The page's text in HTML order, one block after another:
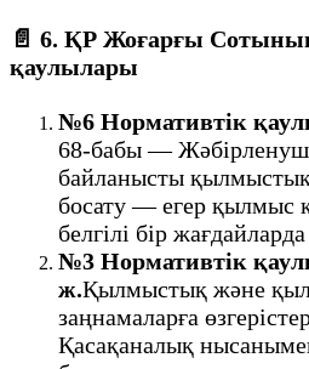
📄 6. ҚР Жоғарғы
қаулылары
№6 Нормативтік
68-бабы —
байланысты
босату — егер қылмыс
белгілі бір
№3 Нормативтік
ж.Қылмыстық және
заңнамаларға
Қасақаналық